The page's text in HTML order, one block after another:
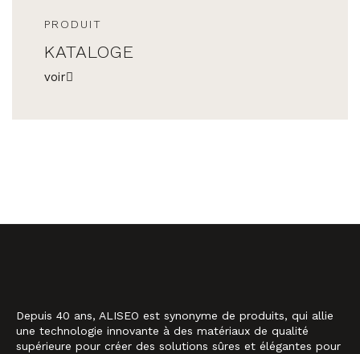
PRODUIT
KATALOGE
voir
Depuis 40 ans, ALISEO est synonyme de produits, qui allie
une technologie innovante à des matériaux de qualité
supérieure pour créer des solutions sûres et élégantes pour